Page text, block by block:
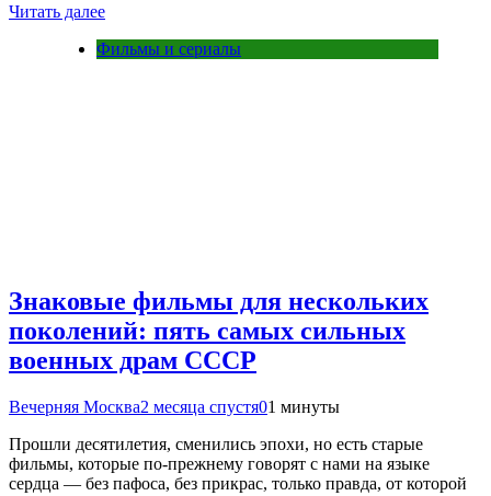
Читать далее
Фильмы и сериалы
Знаковые фильмы для нескольких
поколений: пять самых сильных
военных драм СССР
Вечерняя Москва2 месяца спустя01 минуты
Прошли десятилетия, сменились эпохи, но есть старые
фильмы, которые по-прежнему говорят с нами на языке
сердца — без пафоса, без прикрас, только правда, от которой